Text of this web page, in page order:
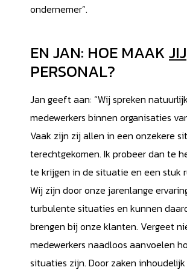
ondernemer”.
EN JAN: HOE MAAKJIJ
PERSONAL?
Jan geeft aan: “Wij spreken
medewerkers binnen organisaties
Vaak zijn zij allen in een onzekere
terechtgekomen. Ik probeer dan te
te krijgen in de situatie en een stuk
Wij zijn door onze jarenlange
turbulente situaties en kunnen
brengen bij onze klanten. Vergeet
medewerkers naadloos aanvoelen
situaties zijn. Door zaken